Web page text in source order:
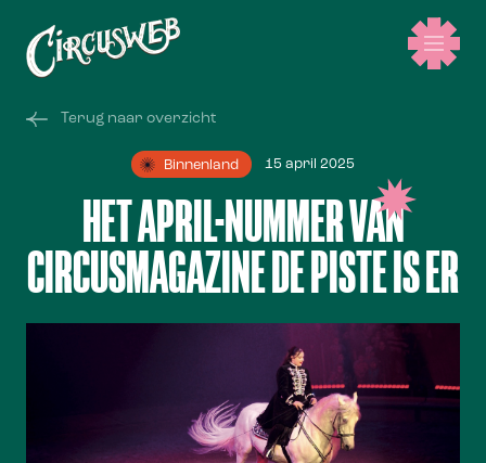
Terug naar overzicht
Binnenland 15 april 2025
HET APRIL-NUMMER VAN
CIRCUSMAGAZINE DE PISTE IS ER